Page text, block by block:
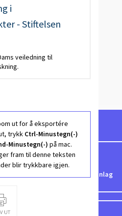
i
- Stiftelsen
veiledning til
ut for å eksportére
trykk Ctrl-Minustegn(-)
Minustegn(-) på mac.
fram til denne teksten
blir trykkbare igjen.
Datagrunnlag